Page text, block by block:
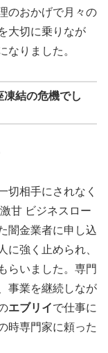
のおかげで月々の
大切に乗りなが
なりました。
結の危機でし
切相手にされなく
甘 ビジネスロー
闇金業者に申し込
に強く止められ、
らいました。専門
事業を継続しなが
エブリイで仕事に
時専門家に頼った